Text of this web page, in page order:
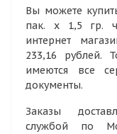
Вы можете
пак. х 1,5 гр.
интернет
233,16 рублей.
имеются все
документы.
Заказы
службой по